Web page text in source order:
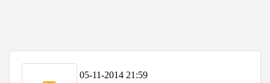
05-11-2014 21:59